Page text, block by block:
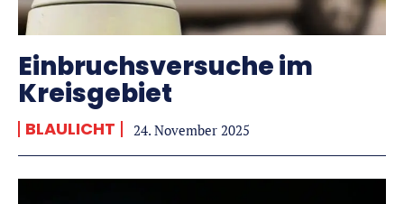
Einbruchsversuche im
Kreisgebiet
BLAULICHT 24. November 2025